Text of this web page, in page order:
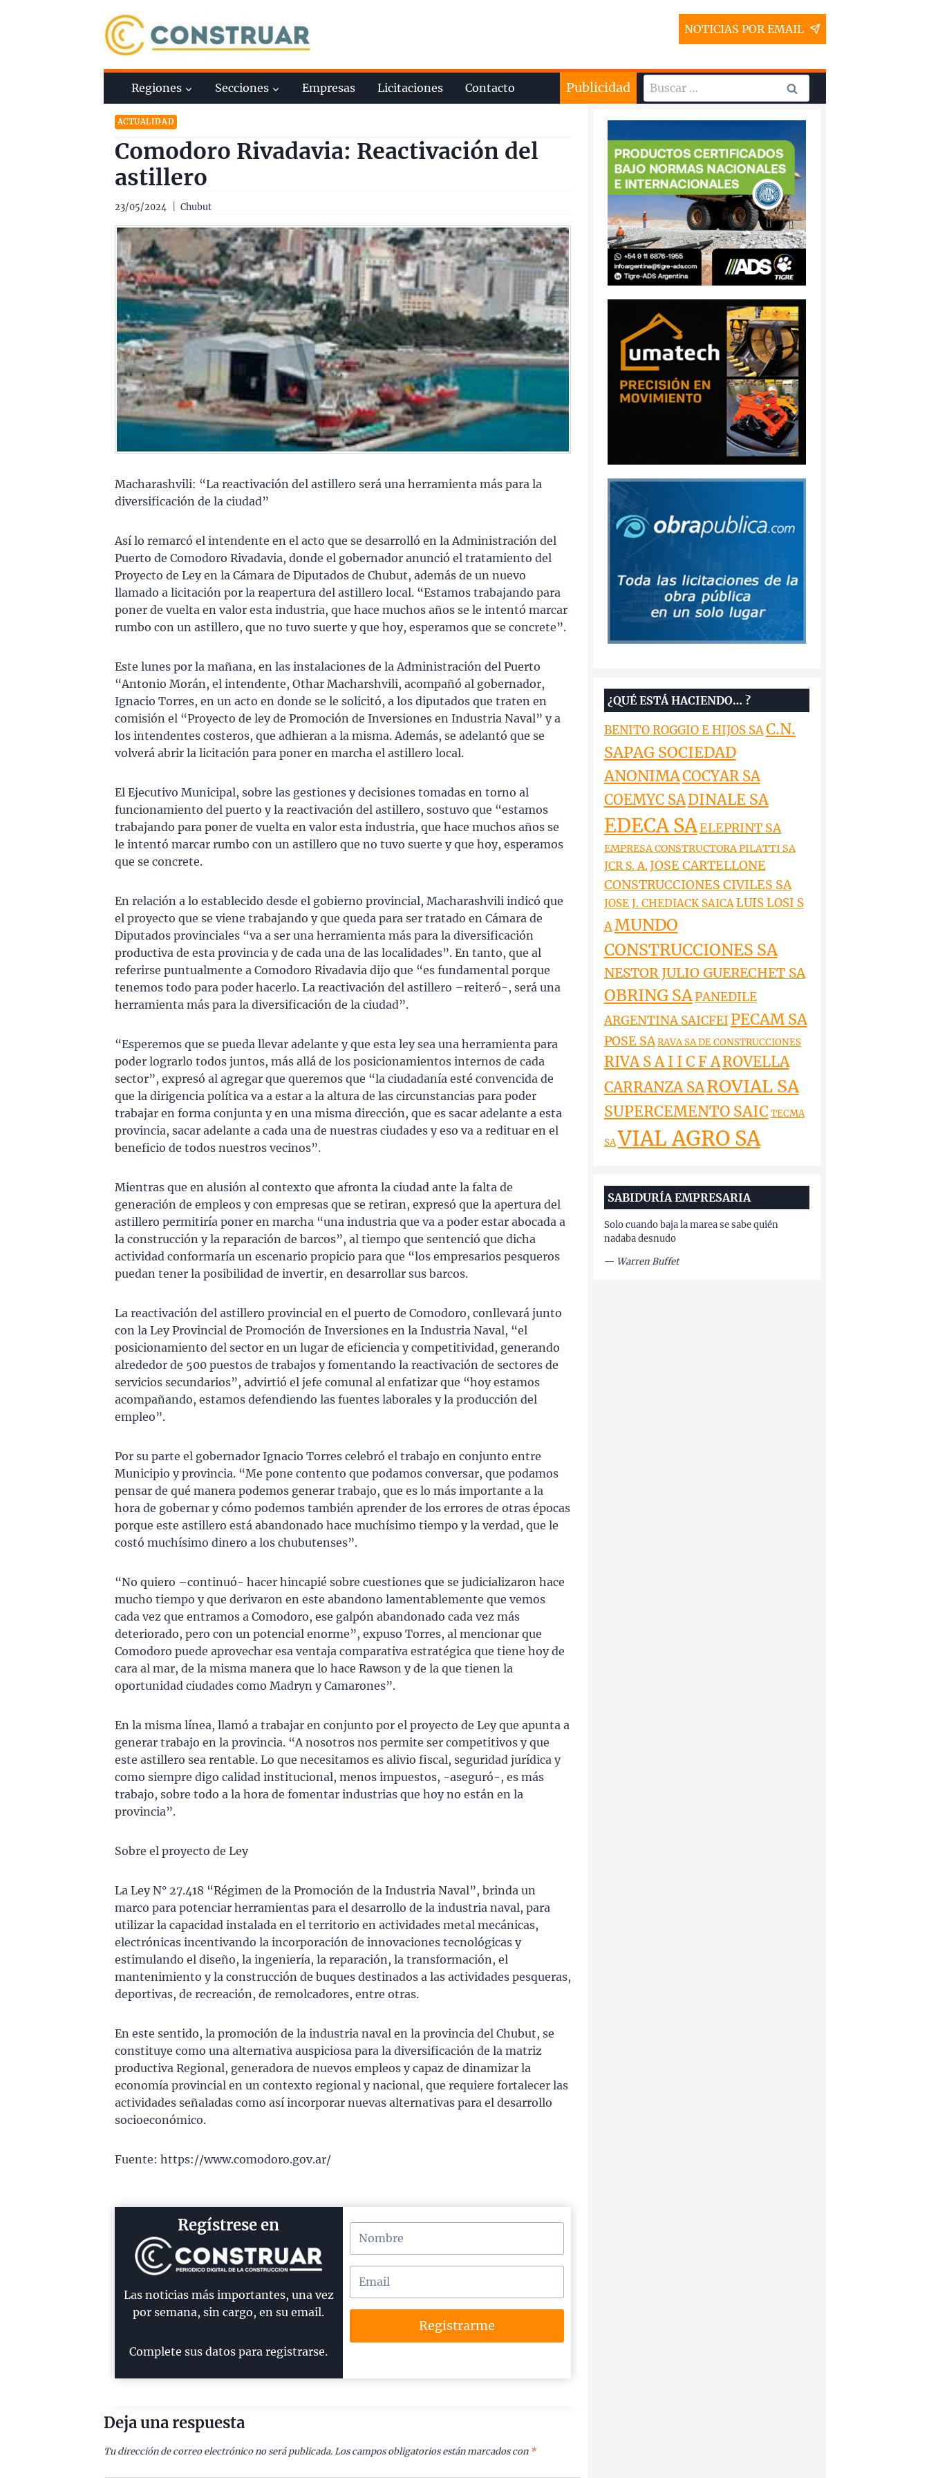
NOTICIAS POR EMAIL
Regiones Secciones Empresas Licitaciones Contacto Publicidad Buscar:
ACTUALIDAD
Comodoro Rivadavia: Reactivación del
astillero
23/05/2024 Chubut
Macharashvili: “La reactivación del astillero será una herramienta más para la
diversificación de la ciudad”
Así lo remarcó el intendente en el acto que se desarrolló en la Administración del
Puerto de Comodoro Rivadavia, donde el gobernador anunció el tratamiento del
Proyecto de Ley en la Cámara de Diputados de Chubut, además de un nuevo
llamado a licitación por la reapertura del astillero local. “Estamos trabajando para
poner de vuelta en valor esta industria, que hace muchos años se le intentó marcar
rumbo con un astillero, que no tuvo suerte y que hoy, esperamos que se concrete”.
Este lunes por la mañana, en las instalaciones de la Administración del Puerto
“Antonio Morán, el intendente, Othar Macharshvili, acompañó al gobernador,
Ignacio Torres, en un acto en donde se le solicitó, a los diputados que traten en
comisión el “Proyecto de ley de Promoción de Inversiones en Industria Naval” y a
los intendentes costeros, que adhieran a la misma. Además, se adelantó que se
volverá abrir la licitación para poner en marcha el astillero local.
El Ejecutivo Municipal, sobre las gestiones y decisiones tomadas en torno al
funcionamiento del puerto y la reactivación del astillero, sostuvo que “estamos
trabajando para poner de vuelta en valor esta industria, que hace muchos años se
le intentó marcar rumbo con un astillero que no tuvo suerte y que hoy, esperamos
que se concrete.
En relación a lo establecido desde el gobierno provincial, Macharashvili indicó que
el proyecto que se viene trabajando y que queda para ser tratado en Cámara de
Diputados provinciales “va a ser una herramienta más para la diversificación
productiva de esta provincia y de cada una de las localidades”. En tanto, que al
referirse puntualmente a Comodoro Rivadavia dijo que “es fundamental porque
tenemos todo para poder hacerlo. La reactivación del astillero –reiteró-, será una
herramienta más para la diversificación de la ciudad”.
“Esperemos que se pueda llevar adelante y que esta ley sea una herramienta para
poder lograrlo todos juntos, más allá de los posicionamientos internos de cada
sector”, expresó al agregar que queremos que “la ciudadanía esté convencida de
que la dirigencia política va a estar a la altura de las circunstancias para poder
trabajar en forma conjunta y en una misma dirección, que es sacar adelante a esta
provincia, sacar adelante a cada una de nuestras ciudades y eso va a redituar en el
beneficio de todos nuestros vecinos”.
Mientras que en alusión al contexto que afronta la ciudad ante la falta de
generación de empleos y con empresas que se retiran, expresó que la apertura del
astillero permitiría poner en marcha “una industria que va a poder estar abocada a
la construcción y la reparación de barcos”, al tiempo que sentenció que dicha
actividad conformaría un escenario propicio para que “los empresarios pesqueros
puedan tener la posibilidad de invertir, en desarrollar sus barcos.
La reactivación del astillero provincial en el puerto de Comodoro, conllevará junto
con la Ley Provincial de Promoción de Inversiones en la Industria Naval, “el
posicionamiento del sector en un lugar de eficiencia y competitividad, generando
alrededor de 500 puestos de trabajos y fomentando la reactivación de sectores de
servicios secundarios”, advirtió el jefe comunal al enfatizar que “hoy estamos
acompañando, estamos defendiendo las fuentes laborales y la producción del
empleo”.
Por su parte el gobernador Ignacio Torres celebró el trabajo en conjunto entre
Municipio y provincia. “Me pone contento que podamos conversar, que podamos
pensar de qué manera podemos generar trabajo, que es lo más importante a la
hora de gobernar y cómo podemos también aprender de los errores de otras épocas
porque este astillero está abandonado hace muchísimo tiempo y la verdad, que le
costó muchísimo dinero a los chubutenses”.
“No quiero –continuó- hacer hincapié sobre cuestiones que se judicializaron hace
mucho tiempo y que derivaron en este abandono lamentablemente que vemos
cada vez que entramos a Comodoro, ese galpón abandonado cada vez más
deteriorado, pero con un potencial enorme”, expuso Torres, al mencionar que
Comodoro puede aprovechar esa ventaja comparativa estratégica que tiene hoy de
cara al mar, de la misma manera que lo hace Rawson y de la que tienen la
oportunidad ciudades como Madryn y Camarones”.
En la misma línea, llamó a trabajar en conjunto por el proyecto de Ley que apunta a
generar trabajo en la provincia. “A nosotros nos permite ser competitivos y que
este astillero sea rentable. Lo que necesitamos es alivio fiscal, seguridad jurídica y
como siempre digo calidad institucional, menos impuestos, -aseguró-, es más
trabajo, sobre todo a la hora de fomentar industrias que hoy no están en la
provincia”.
Sobre el proyecto de Ley
La Ley N° 27.418 “Régimen de la Promoción de la Industria Naval”, brinda un
marco para potenciar herramientas para el desarrollo de la industria naval, para
utilizar la capacidad instalada en el territorio en actividades metal mecánicas,
electrónicas incentivando la incorporación de innovaciones tecnológicas y
estimulando el diseño, la ingeniería, la reparación, la transformación, el
mantenimiento y la construcción de buques destinados a las actividades pesqueras,
deportivas, de recreación, de remolcadores, entre otras.
En este sentido, la promoción de la industria naval en la provincia del Chubut, se
constituye como una alternativa auspiciosa para la diversificación de la matriz
productiva Regional, generadora de nuevos empleos y capaz de dinamizar la
economía provincial en un contexto regional y nacional, que requiere fortalecer las
actividades señaladas como así incorporar nuevas alternativas para el desarrollo
socioeconómico.
Fuente: https://www.comodoro.gov.ar/
Regístrese en
Las noticias más importantes, una vez
por semana, sin cargo, en su email.
Complete sus datos para registrarse.
Registrarme
Deja una respuesta
Tu dirección de correo electrónico no será publicada. Los campos obligatorios están marcados con *
¿QUÉ ESTÁ HACIENDO… ?
BENITO ROGGIO E HIJOS SAC.N.
SAPAG SOCIEDAD
ANONIMACOCYAR SA
COEMYC SADINALE SA
EDECA SAELEPRINT SA
EMPRESA CONSTRUCTORA PILATTI SA
JCR S. A.JOSE CARTELLONE
CONSTRUCCIONES CIVILES SA
JOSE J. CHEDIACK SAICALUIS LOSI S
AMUNDO
CONSTRUCCIONES SA
NESTOR JULIO GUERECHET SA
OBRING SAPANEDILE
ARGENTINA SAICFEI PECAM SA
POSE SARAVA SA DE CONSTRUCCIONES
RIVA S A I I C F AROVELLA
CARRANZA SAROVIAL SA
SUPERCEMENTO SAIC TECMA
SAVIAL AGRO SA
SABIDURÍA EMPRESARIA
Solo cuando baja la marea se sabe quién
nadaba desnudo
— Warren Buffet